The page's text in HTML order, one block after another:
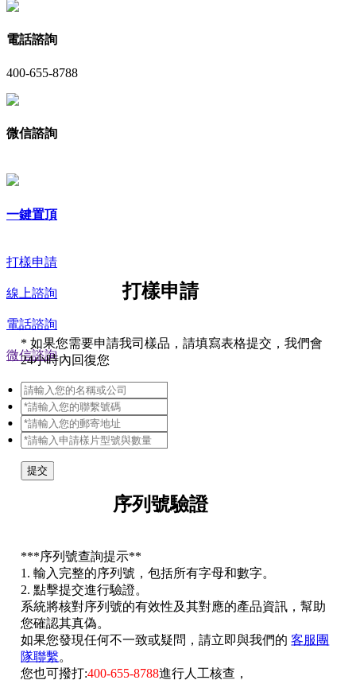
電話諮詢
400-655-8788
微信諮詢
一鍵置頂
打樣申請
線上諮詢
電話諮詢
微信諮詢
打樣申請
* 如果您需要申請我司樣品，請填寫表格提交，我們會
24小時內回復您
提交
序列號驗證
***序列號查詢提示**
1. 輸入完整的序列號，包括所有字母和數字。
2. 點擊提交進行驗證。
系統將核對序列號的有效性及其對應的產品資訊，幫助
您確認其真偽。
如果您發現任何不一致或疑問，請立即與我們的客服團
隊聯繫
您也可撥打:400-655-8788進行人工核查，